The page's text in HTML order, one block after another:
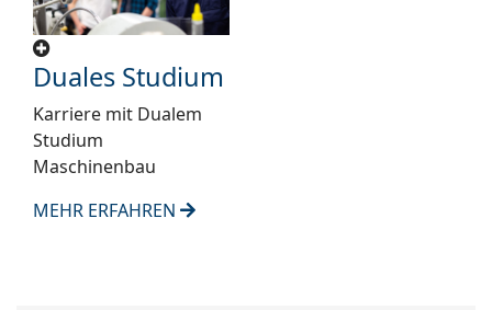
Duales Studium
Karriere mit Dualem
Studium
Maschinenbau
MEHR ERFAHREN